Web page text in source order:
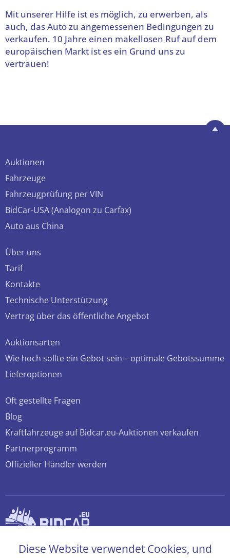
Mit unserer Hilfe ist es möglich, zu erwerben, als
auch, das Auto zu angemessenen Bedingungen zu
verkaufen. 10 Jahre einen makellosen Ruf auf dem
europäischen Markt ist es ein Grund uns zu
vertrauen!
Auktionen
Fahrzeuge
Fahrzeugprüfung per VIN
BidCar-USA (Analogon zu Carfax)
Auto aus China
Über uns
Tarif
Kontakte
Technische Unterstützung
Vertrag über das öffentliche Angebot
Auktionsarten
Wie hoch sollte ein Gebot sein – optimale Gebotssumme
Lieferoptionen
Oft gestellte Fragen
Blog
Kraftfahrzeuge auf Bidcar.eu-Auktionen verkaufen
Partnerprogramm
Offizieller Händler werden
© 2026 bidcar.eu
Alle Rechte sind vorbehalten
Diese Website verwendet Cookies, und